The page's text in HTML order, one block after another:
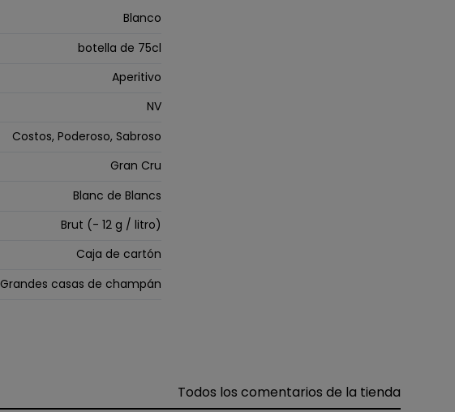
Blanco
botella de 75cl
Aperitivo
NV
Costos, Poderoso, Sabroso
Gran Cru
Blanc de Blancs
Brut (- 12 g / litro)
Caja de cartón
Grandes casas de champán
Todos los comentarios de la tienda